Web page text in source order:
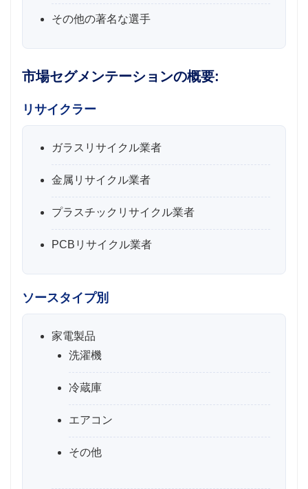
その他の著名な選手
市場セグメンテーションの概要:
リサイクラー
ガラスリサイクル業者
金属リサイクル業者
プラスチックリサイクル業者
PCBリサイクル業者
ソースタイプ別
家電製品
洗濯機
冷蔵庫
エアコン
その他